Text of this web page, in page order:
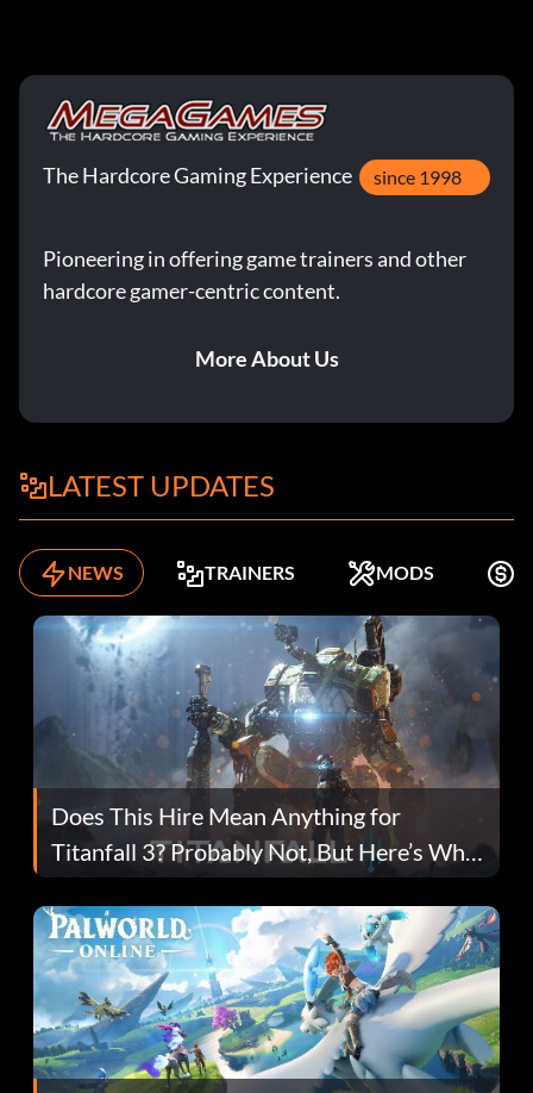
The Hardcore Gaming Experience since 1998
Pioneering in offering game trainers and other
hardcore gamer-centric content.
More About Us
LATEST UPDATES
NEWS TRAINERS MODS
Does This Hire Mean Anything for
Titanfall 3? Probably Not, But Here’s Why
Fans Are Hopeful